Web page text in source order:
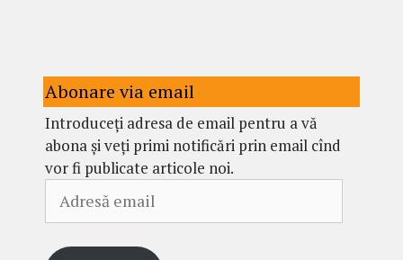
Abonare via email
Introduceți adresa de email pentru a vă
abona și veți primi notificări prin email cînd
vor fi publicate articole noi.
email